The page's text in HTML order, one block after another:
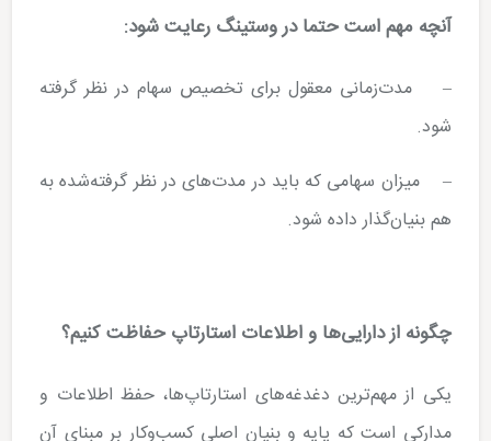
آنچه مهم است حتما در وستینگ رعایت شود:
– ‌‌‌مدت‌زمانی معقول برای تخصیص سهام ‌در نظر گرفته
شود.
– میزان سهامی که باید در مدت‌های در نظر گرفته‌شده به
هم بنیان‌گذار داده شود.
چگونه از ‌دارایی‌ها و اطلاعات استارتاپ حفاظت کنیم؟
‌یکی از مهم‌ترین دغدغه‌های استارتاپ‌ها، حفظ اطلاعات و
مدارکی است که پایه و بنیان اصلی کسب‌وکار بر مبنای آن